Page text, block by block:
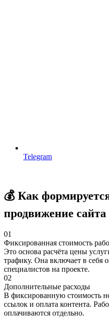
Telegram
💰 Как
продвижение
01
Фиксированная стоимость
Это основа расчёта цены
трафику. Она включает в себя
специалистов на проекте.
02
Дополнительные расходы
В фиксированную стоимость
ссылок и оплата контента.
оплачиваются отдельно.